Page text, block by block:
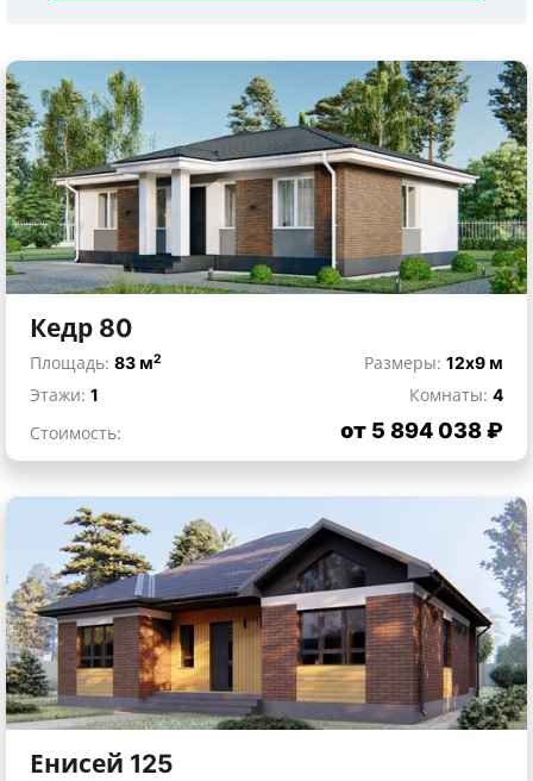
Кедр 80
Площадь: 83 м2 Размеры: 12x9 м
Этажи: 1 Комнаты: 4
Стоимость:
от 5 894 038 ₽
Енисей 125